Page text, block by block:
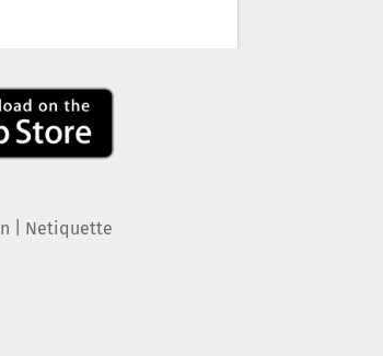
Netiquette